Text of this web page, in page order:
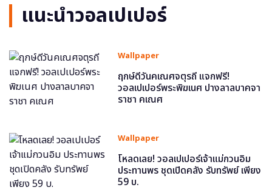
แนะนำวอลเปเปอร์
Wallpaper
ฤกษ์ดีวันคเณศจตุรถี แจกฟรี!
วอลเปเปอร์พระพิฆเนศ ปางลาลบาคจา
ราชา คเณศ
Wallpaper
โหลดเลย! วอลเปเปอร์เจ้าแม่กวนอิม
ประทานพร ชุดเปิดคลัง รับทรัพย์ เพียง
59 บ.